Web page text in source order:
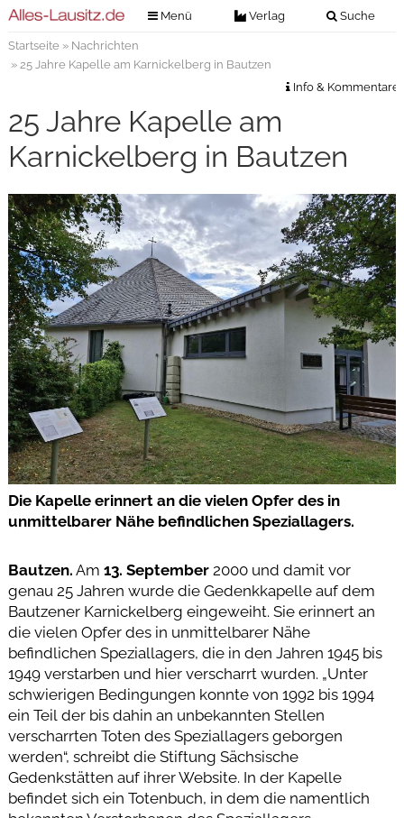
Menü Verlag Suche
Verlag
Impressum
Veranstaltungstickets
Anzeigenannahme
Anzeigensuche
Digitale Ausgaben
Startseite» Nachrichten
» 25 Jahre Kapelle am Karnickelberg in Bautzen
Info & Kommentare
25 Jahre Kapelle am
Karnickelberg in Bautzen
Die Kapelle erinnert an die vielen Opfer des in
unmittelbarer Nähe befindlichen Speziallagers.
Bautzen. Am 13. September2000 und damit vor
genau 25 Jahren wurde die Gedenkkapelle auf dem
Bautzener Karnickelberg eingeweiht. Sie erinnert an
die vielen Opfer des in unmittelbarer Nähe
befindlichen Speziallagers, die in den Jahren 1945 bis
1949 verstarben und hier verscharrt wurden. „Unter
schwierigen Bedingungen konnte von 1992 bis 1994
ein Teil der bis dahin an unbekannten Stellen
verscharrten Toten des Speziallagers geborgen
werden“, schreibt die Stiftung Sächsische
Gedenkstätten auf ihrer Website. In der Kapelle
befindet sich ein Totenbuch, in dem die namentlich